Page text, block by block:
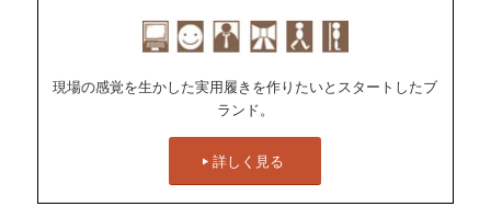
現場の感覚を生かした実用履きを作りたいとスタートしたブ
ランド。
詳しく見る